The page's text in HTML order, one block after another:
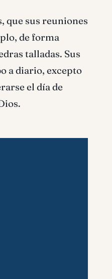
que sus reuniones
de forma
talladas. Sus
a diario, excepto
el día de